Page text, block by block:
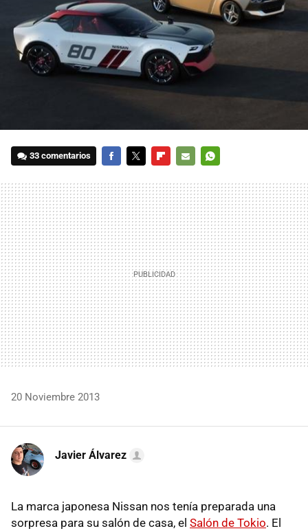
33 comentarios
MAIL
20 Noviembre 2013
Javier Álvarez
La marca japonesa Nissan nos tenía preparada una
sorpresa para su salón de casa, el Salón de Tokio. El